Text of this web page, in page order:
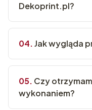
Dekoprint.pl?
Jak wygląda
Czy
wykonaniem?